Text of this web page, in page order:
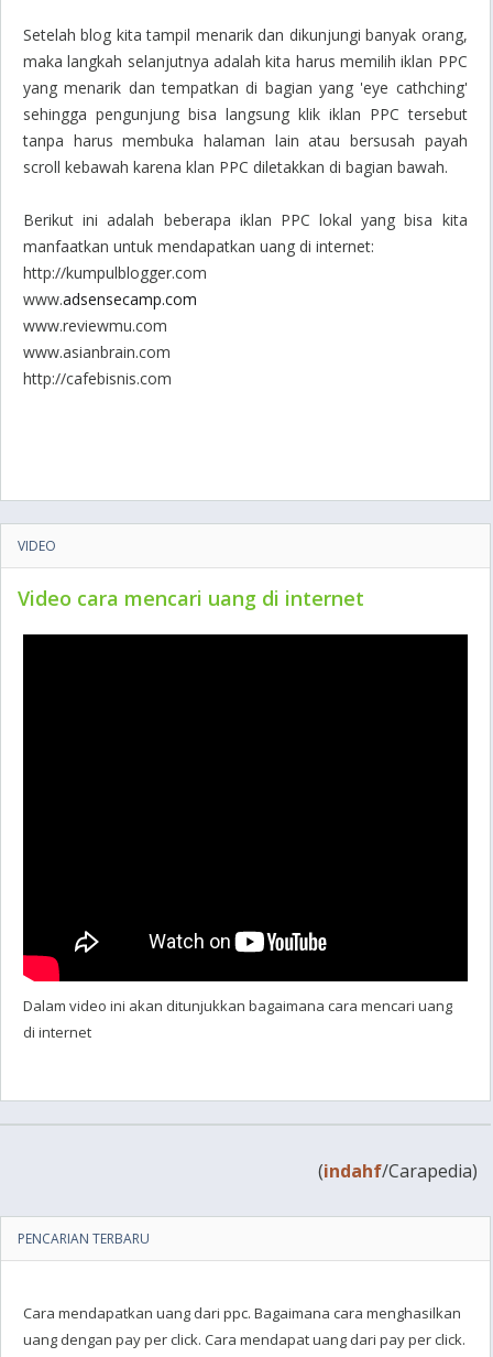
Setelah blog kita tampil menarik dan dikunjungi banyak orang,
maka langkah selanjutnya adalah kita harus memilih iklan PPC
yang menarik dan tempatkan di bagian yang 'eye cathching'
sehingga pengunjung bisa langsung klik iklan PPC tersebut
tanpa harus membuka halaman lain atau bersusah payah
scroll kebawah karena klan PPC diletakkan di bagian bawah.
Berikut ini adalah beberapa iklan PPC lokal yang bisa kita
manfaatkan untuk mendapatkan uang di internet:
http://kumpulblogger.com
www.adsensecamp.com
www.reviewmu.com
www.asianbrain.com
http://cafebisnis.com
VIDEO
Video cara mencari uang di internet
Dalam video ini akan ditunjukkan bagaimana cara mencari uang
di internet
(indahf/Carapedia)
PENCARIAN TERBARU
Cara mendapatkan uang dari ppc. Bagaimana cara menghasilkan
uang dengan pay per click. Cara mendapat uang dari pay per click.